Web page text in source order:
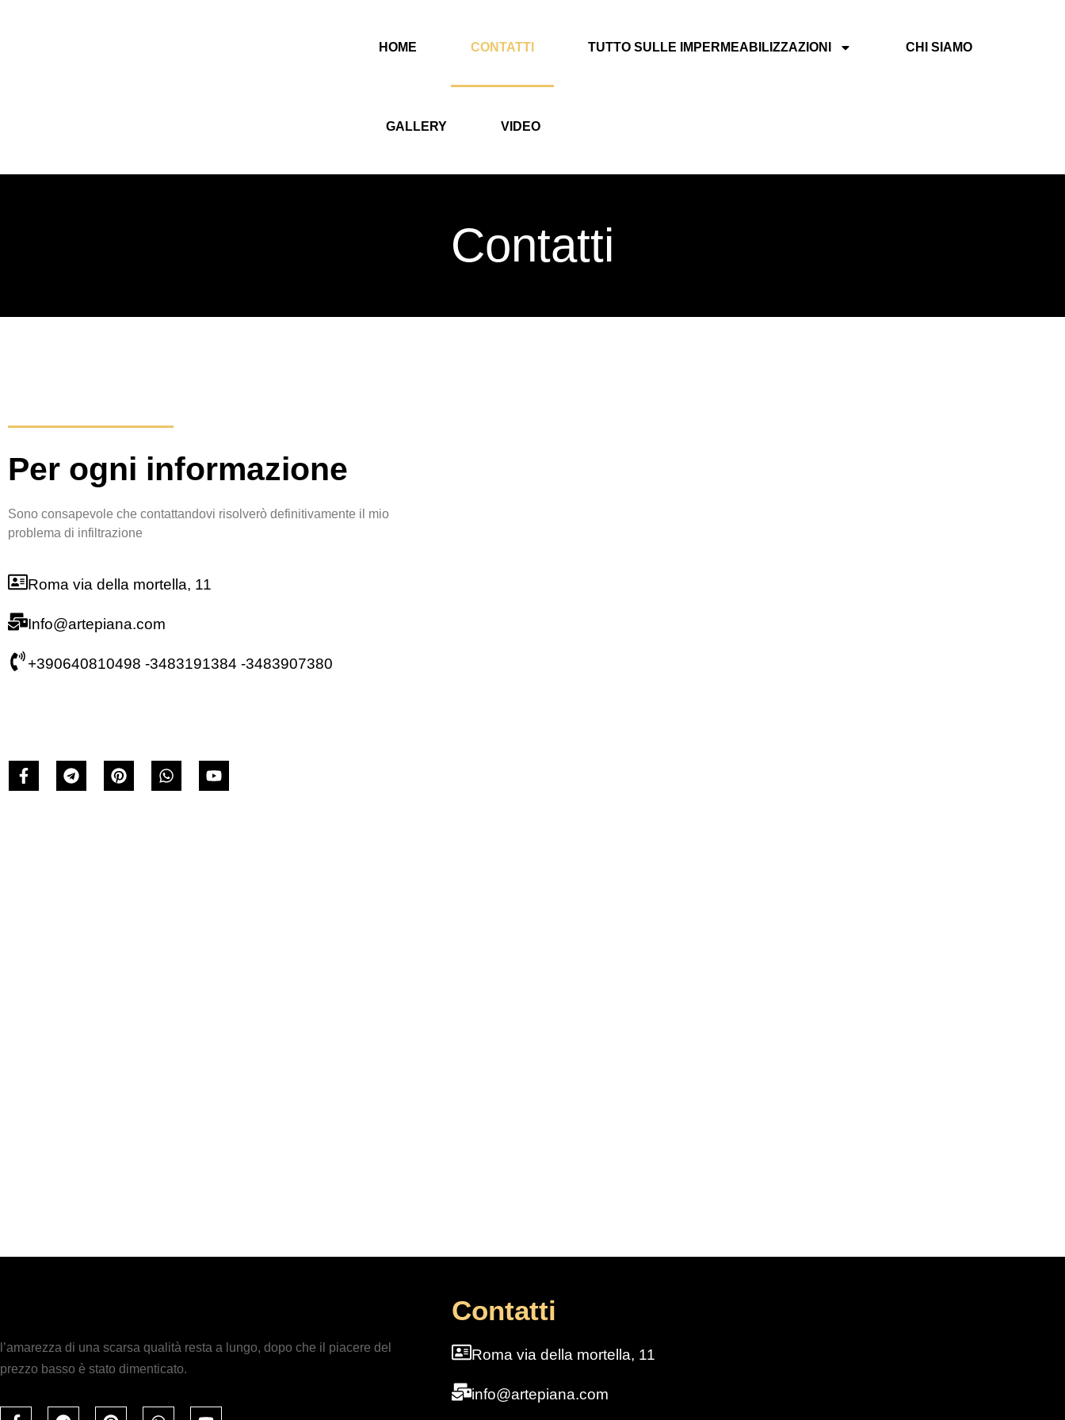
HOME CONTATTI TUTTO SULLE IMPERMEABILIZZAZIONI CHI SIAMO
GALLERY VIDEO
Contatti
Per ogni informazione
Sono consapevole che contattandovi risolverò definitivamente il mio
problema di infiltrazione
Roma via della mortella, 11
Info@artepiana.com
+390640810498 -3483191384 -3483907380
l’amarezza di una scarsa qualità resta a lungo, dopo che il piacere del
prezzo basso è stato dimenticato.
Contatti
Roma via della mortella, 11
info@artepiana.com